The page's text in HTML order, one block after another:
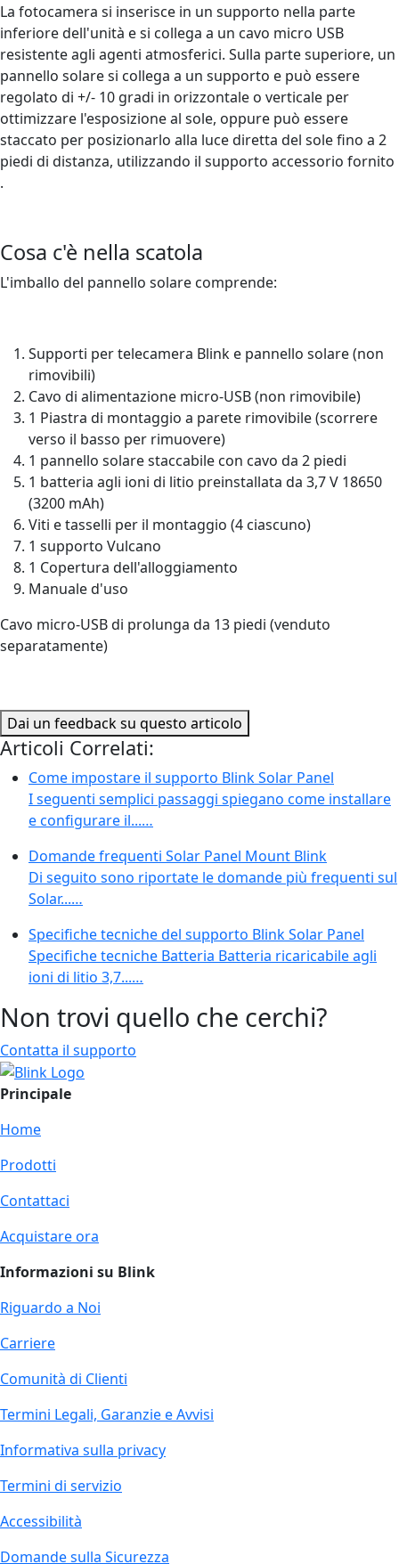
La fotocamera si inserisce in un supporto nella parte
inferiore dell'unità e si collega a un cavo micro USB
resistente agli agenti atmosferici. Sulla parte superiore, un
pannello solare si collega a un supporto e può essere
regolato di +/- 10 gradi in orizzontale o verticale per
ottimizzare l'esposizione al sole, oppure può essere
staccato per posizionarlo alla luce diretta del sole fino a 2
piedi di distanza, utilizzando il supporto accessorio fornito
.
Cosa c'è nella scatola
L'imballo del pannello solare comprende:
Supporti per telecamera Blink e pannello solare (non
rimovibili)
Cavo di alimentazione micro-USB (non rimovibile)
1 Piastra di montaggio a parete rimovibile (scorrere
verso il basso per rimuovere)
1 pannello solare staccabile con cavo da 2 piedi
1 batteria agli ioni di litio preinstallata da 3,7 V 18650
(3200 mAh)
Viti e tasselli per il montaggio (4 ciascuno)
1 supporto Vulcano
1 Copertura dell'alloggiamento
Manuale d'uso
Cavo micro-USB di prolunga da 13 piedi (venduto
separatamente)
Dai un feedback su questo articolo
Articoli Correlati:
Come impostare il supporto Blink Solar Panel
I seguenti semplici passaggi spiegano come installare
e configurare il...…
Domande frequenti Solar Panel Mount Blink
Di seguito sono riportate le domande più frequenti sul
Solar...…
Specifiche tecniche del supporto Blink Solar Panel
Specifiche tecniche Batteria Batteria ricaricabile agli
ioni di litio 3,7...…
Non trovi quello che cerchi?
Contatta il supporto
Principale
Home
Prodotti
Contattaci
Acquistare ora
Informazioni su Blink
Riguardo a Noi
Carriere
Comunità di Clienti
Termini Legali, Garanzie e Avvisi
Informativa sulla privacy
Termini di servizio
Accessibilità
Domande sulla Sicurezza